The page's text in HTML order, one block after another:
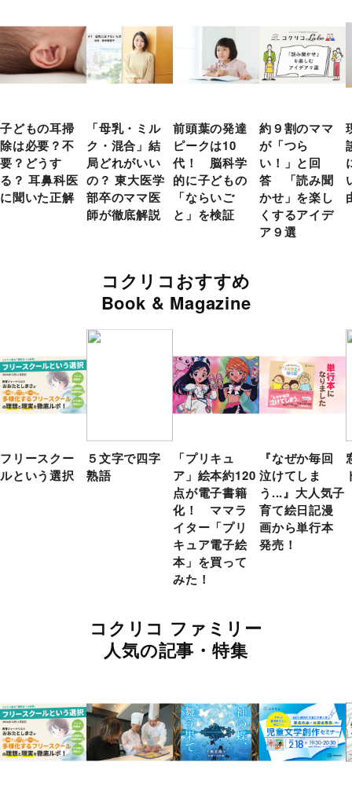
子どもの耳掃
除は必要？不
要？どうす
る？ 耳鼻科医
に聞いた正解
「母乳・ミル
ク・混合」結
局どれがいい
の？ 東大医学
部卒のママ医
師が徹底解説
前頭葉の発達
ピークは10
代！ 脳科学
的に子どもの
「ならいご
と」を検証
約９割のママ
が「つら
い！」と回
答 「読み聞
かせ」を楽し
くするアイデ
ア９選
コクリコおすすめ
Book & Magazine
フリースクー
ルという選択
５文字で四字
熟語
「プリキュ
ア」絵本約120
点が電子書籍
化！ ママラ
イター「プリ
キュア電子絵
本」を買って
みた！
『なぜか毎回
泣けてしま
う...』大人気子
育て絵日記漫
画から単行本
発売！
コクリコ ファミリー
人気の記事・特集